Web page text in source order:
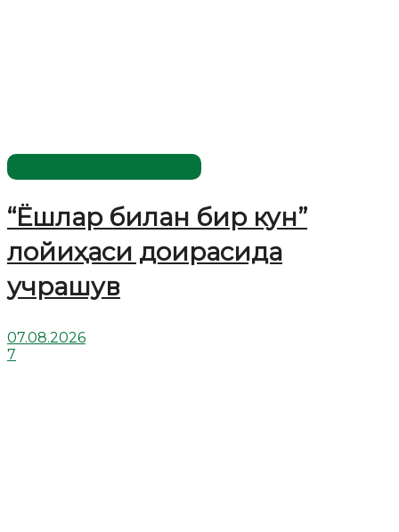
“Ёшлар билан бир кун”
лойиҳаси доирасида
учрашув
07.08.2026
7